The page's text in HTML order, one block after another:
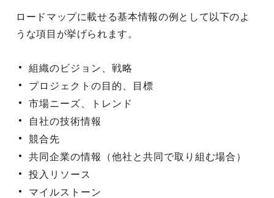
ロードマップに載せる基本情報の例として以下のよ
うな項目が挙げられます。
組織のビジョン、戦略
プロジェクトの目的、目標
市場ニーズ、トレンド
自社の技術情報
競合先
共同企業の情報（他社と共同で取り組む場合）
投入リソース
マイルストーン